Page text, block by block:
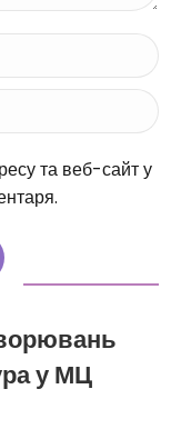
та веб-сайт у
у МЦ